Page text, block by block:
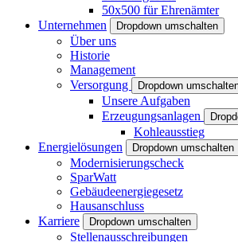
50x500 für Ehrenämter
Unternehmen
Dropdown umschalten
Über uns
Historie
Management
Versorgung
Dropdown
Unsere Aufgaben
Erzeugungsanlagen
Kohleausstieg
Energielösungen
Dropdown umschalten
Modernisierungscheck
SparWatt
Gebäudeenergiegesetz
Hausanschluss
Karriere
Dropdown umschalten
Stellenausschreibungen